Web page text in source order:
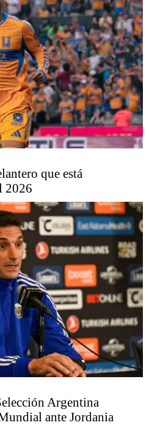
que está
2026
Argentina
ante Jordania